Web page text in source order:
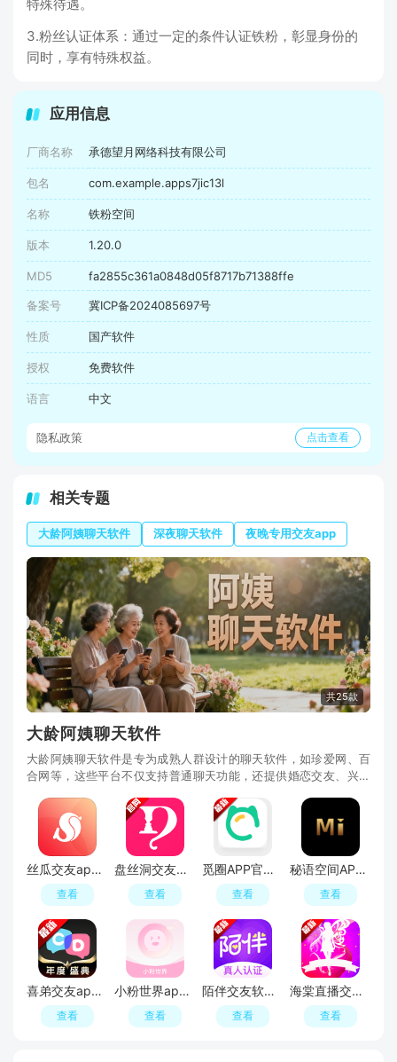
特殊待遇。
3.粉丝认证体系：通过一定的条件认证铁粉，彰显身份的
同时，享有特殊权益。
应用信息
厂商名称 承德望月网络科技有限公司
包名 com.example.apps7jic13l
名称 铁粉空间
版本 1.20.0
MD5 fa2855c361a0848d05f8717b71388ffe
备案号 冀ICP备2024085697号
性质 国产软件
授权 免费软件
语言 中文
隐私政策 点击查看
相关专题
大龄阿姨聊天软件 深夜聊天软件 夜晚专用交友app
共25款
大龄阿姨聊天软件
大龄阿姨聊天软件是专为成熟人群设计的聊天软件，如珍爱网、百
合网等，这些平台不仅支持普通聊天功能，还提供婚恋交友、兴趣
丝瓜交友app官方手机版
查看
盘丝洞交友软件手机版
查看
觅圈APP官方手机版
查看
秘语空间APP官方手机免费版
查看
喜弟交友app最新版本
查看
小粉世界app官方最新版
查看
陌伴交友软件升级版
查看
海棠直播交友官方最新版本
查看